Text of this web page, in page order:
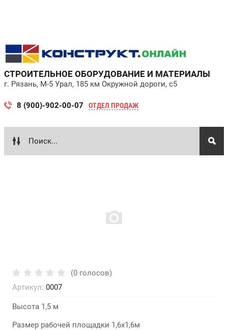
СТРОИТЕЛЬНОЕ ОБОРУДОВАНИЕ И МАТЕРИАЛЫ
г. Рязань, М-5 Урал, 185 км Окружной дороги, с5
8 (900)-902-00-07 ОТДЕЛ ПРОДАЖ
(0 голосов)
Артикул: 0007
Высота 1,5 м
Размер рабочей площадки 1,6х1,6м